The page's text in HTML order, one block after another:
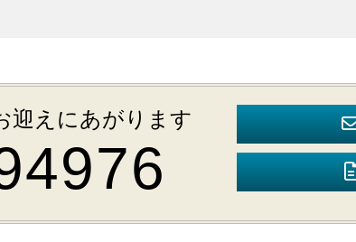
迎えにあがります